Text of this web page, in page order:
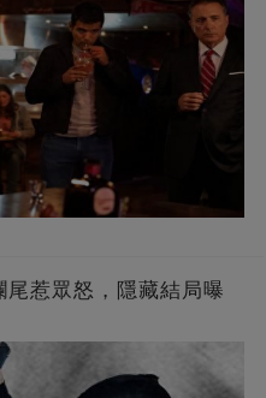
惹眾怒，隱藏結局曝